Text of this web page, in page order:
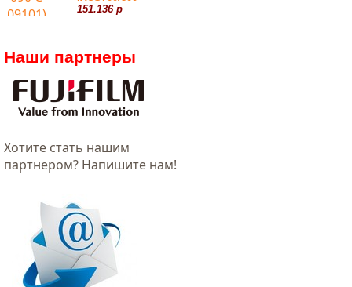
151.136 р
Наши партнеры
Хотитe стать нашим
партнером? Напишите нам!